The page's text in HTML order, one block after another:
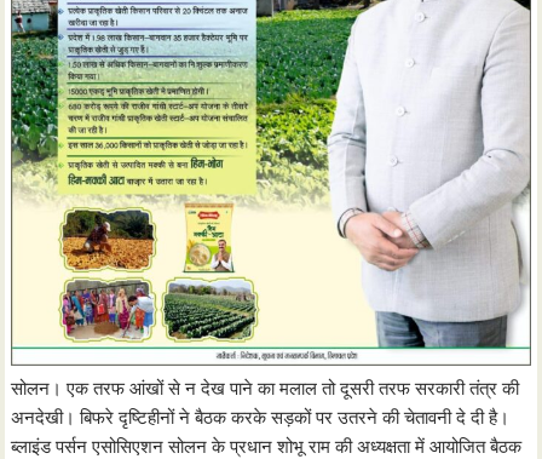
सोलन। एक तरफ आंखों से न देख पाने का मलाल तो दूसरी तरफ सरकारी तंत्र की
अनदेखी। बिफरे दृष्टिहीनों ने बैठक करके सड़कों पर उतरने की चेतावनी दे दी है।
ब्लाइंड पर्सन एसोसिएशन सोलन के प्रधान शोभू राम की अध्यक्षता में आयोजित बैठक